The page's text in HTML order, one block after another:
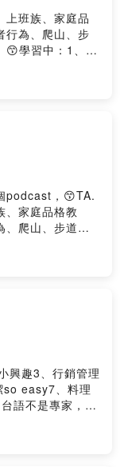
作成しました
上班族、家庭品
行為、爬山、步
😙學習中：1、極
英語、日語、
国：日本、
パラオへ
ています🦜台
心からこのポッ
by Firstory
podcast，😙TA.
、家庭品格教
、爬山、步道、
居家清潔so
音喔）以下標
か？ 私は台湾
Austria, Czech
湾、日本、美学
ます私は専門家
キャストを作
興趣3、行銷管理
so easy7、料理
語不是專家，但
學、行銷學、